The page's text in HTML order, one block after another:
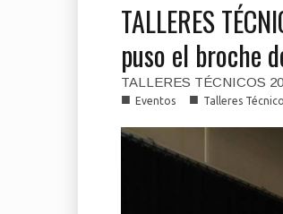
TALLERES
puso el broche
TALLERES TÉCNICOS
■ Eventos ■ Talleres